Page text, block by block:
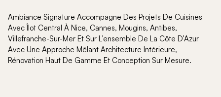
Ambiance Signature Accompagne Des Projets De Cuisines
Avec Îlot Central À Nice, Cannes, Mougins, Antibes,
Villefranche-Sur-Mer Et Sur L’ensemble De La Côte D’Azur
Avec Une Approche Mêlant Architecture Intérieure,
Rénovation Haut De Gamme Et Conception Sur Mesure.